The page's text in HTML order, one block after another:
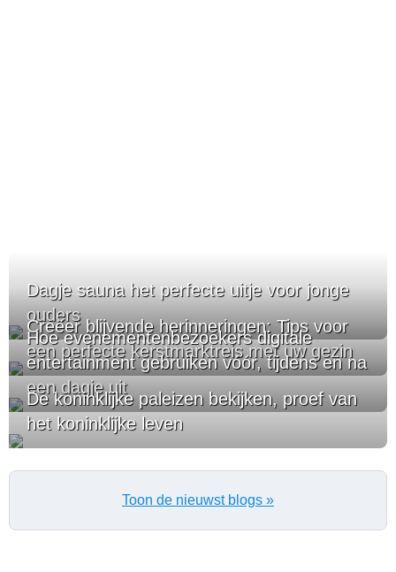
Dagje sauna het perfecte uitje voor jonge
ouders
Creëer blijvende herinneringen: Tips voor
een perfecte kerstmarktreis met uw gezin
Hoe evenementenbezoekers digitale
entertainment gebruiken vóór, tijdens en na
een dagje uit
De koninklijke paleizen bekijken, proef van
het koninklijke leven
Toon de nieuwst blogs »